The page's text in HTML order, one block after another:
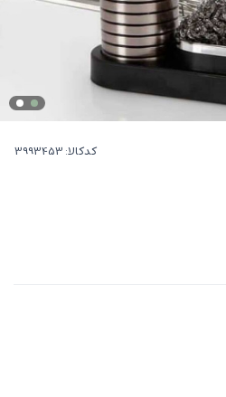
کدکالا: